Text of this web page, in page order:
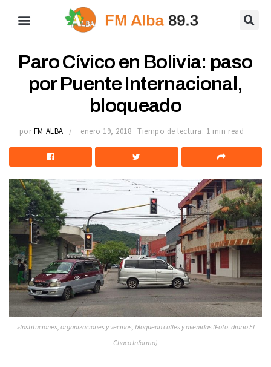
Paro Cívico en Bolivia: paso
por Puente Internacional,
bloqueado
por FM ALBA enero 19, 2018 Tiempo de lectura: 1 min read
»Instituciones, organizaciones y vecinos, bloquean calles y avenidas (Foto: diario El
Chaco Informa)